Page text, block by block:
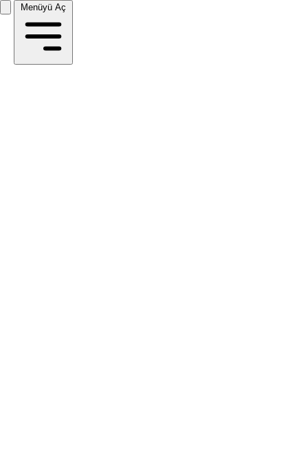
Menüyü Aç